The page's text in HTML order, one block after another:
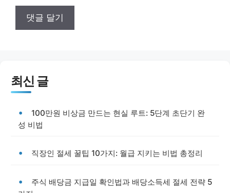
최신 글
100만원 비상금 만드는 현실 루트: 5단계 초단기 완
성 비법
직장인 절세 꿀팁 10가지: 월급 지키는 비법 총정리
주식 배당금 지급일 확인법과 배당소득세 절세 전략 5